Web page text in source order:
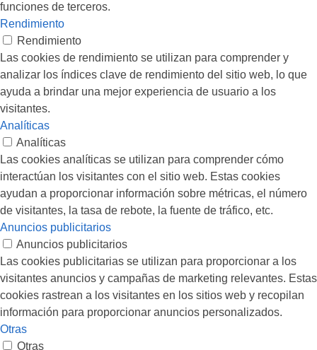
funciones de terceros.
Rendimiento
Rendimiento
Las cookies de rendimiento se utilizan para comprender y
analizar los índices clave de rendimiento del sitio web, lo que
ayuda a brindar una mejor experiencia de usuario a los
visitantes.
Analíticas
Analíticas
Las cookies analíticas se utilizan para comprender cómo
interactúan los visitantes con el sitio web. Estas cookies
ayudan a proporcionar información sobre métricas, el número
de visitantes, la tasa de rebote, la fuente de tráfico, etc.
Anuncios publicitarios
Anuncios publicitarios
Las cookies publicitarias se utilizan para proporcionar a los
visitantes anuncios y campañas de marketing relevantes. Estas
cookies rastrean a los visitantes en los sitios web y recopilan
información para proporcionar anuncios personalizados.
Otras
Otras